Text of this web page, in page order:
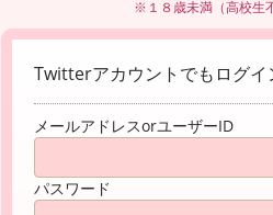
※１８歳未満（高校生
Twitterアカウントでもログイ
メールアドレスorユーザーID
パスワード